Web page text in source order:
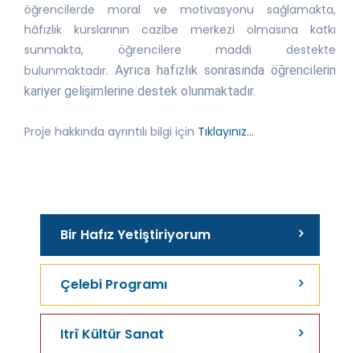
Bir Hafız Yetiştiriyorum
Çelebi Programı
Itrî Kültür Sanat
öğrencilerde moral ve motivasyonu sağlamakta,
hâfızlık kurslarının cazibe merkezi olmasına katkı
sunmakta, öğrencilere maddi destekte
bulunmaktadır. Ayrıca hafızlık sonrasında öğrencilerin
kariyer gelişimlerine destek olunmaktadır.
Proje hakkında ayrıntılı bilgi için Tıklayınız...